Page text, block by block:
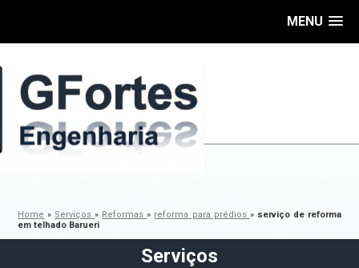
MENU
Home » Serviços» Reformas» reforma para prédios » serviço de reforma
em telhado Barueri
Serviços